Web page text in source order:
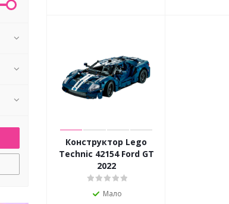
Конструктор Lego
Technic 42154 Ford GT
2022
Мало